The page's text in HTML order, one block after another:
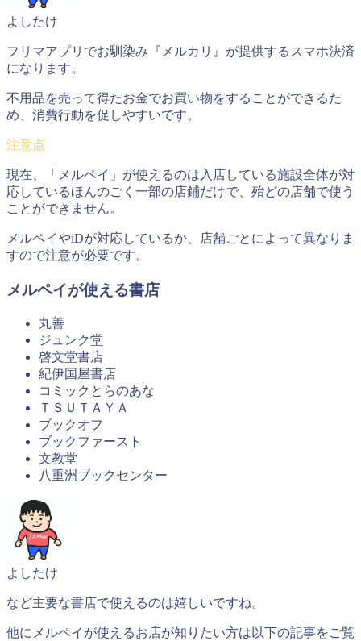
よしたけ
フリマアプリでお馴染み『メルカリ』が提供するスマホ決済
になります。
不用品を売って得たお金でお買い物をすることができるた
め、消費行動を促しやすいです。
現在、「メルペイ」が使えるのは入店している施設全体が対
応しているほんのごく一部の店鋪だけで、 殆どの店舗で使う
ことができません。
メルペイやiDが対応しているか、店舗ごとによって異なりま
すので注意が必要です。
メルペイが使える書店
丸善
ジュンク堂
啓文堂書店
紀伊国屋書店
コミックとらのあな
ＴＳＵＴＡＹＡ
ブックオフ
ブックファースト
文教堂
八重洲ブックセンター
よしたけ
など主要な書店で使えるのは嬉しいですね。
他にメルペイが使えるお店が知りたい方は以下の記事をご覧